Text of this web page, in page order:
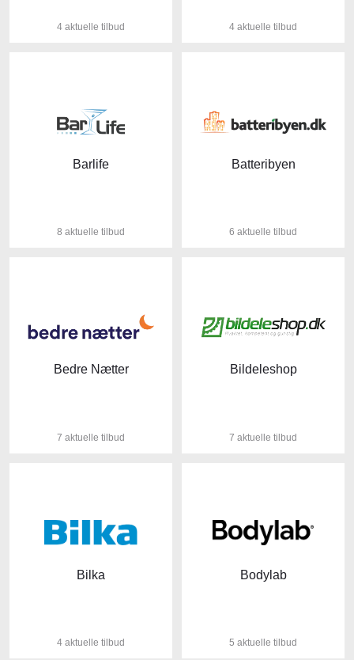
4 aktuelle tilbud 4 aktuelle tilbud
Barlife
8 aktuelle tilbud
Batteribyen
6 aktuelle tilbud
Bedre Nætter
7 aktuelle tilbud
Bildeleshop
7 aktuelle tilbud
Bilka
4 aktuelle tilbud
Bodylab
5 aktuelle tilbud